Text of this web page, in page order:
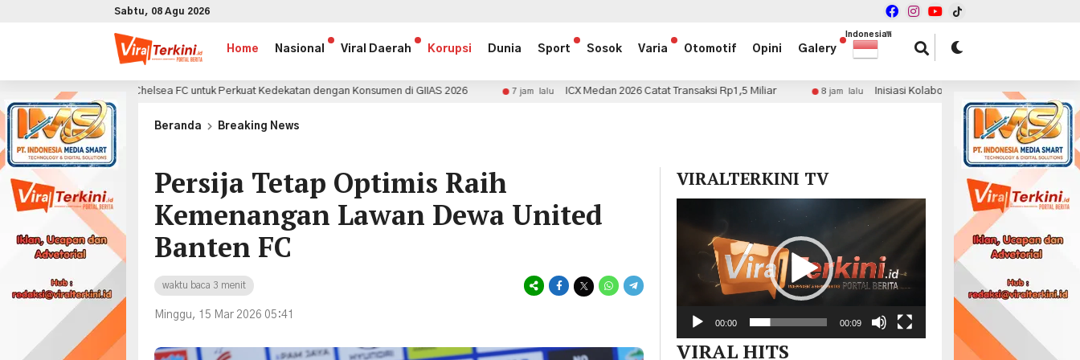
Sabtu, 08 Agu 2026
Home Nasional Viral Daerah Korupsi Dunia Sport Sosok Varia Otomotif Opini Galery
Indonesian
▼
Chelsea FC untuk Perkuat Kedekatan dengan Konsumen di GIIAS 2026 7 jam lalu ICX Medan 2026 Catat Transaksi Rp1,5 Miliar 8 jam lalu Inisiasi Kolaborasi Fiskal, dr. Haryadi Ahmad Minta Pemprov
Beranda Breaking News
Persija Tetap Optimis Raih
Kemenangan Lawan Dewa United
Banten FC
waktu baca 3 menit
Minggu, 15 Mar 2026 05:41
VIRALTERKINI TV
00:00 00:09
VIRAL HITS